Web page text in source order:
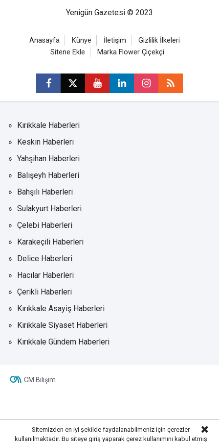
Yenigün Gazetesi © 2023
Anasayfa Künye İletişim
Gizlilik İlkeleri
Sitene Ekle
Marka Flower Çiçekçi
Kırıkkale Haberleri
Keskin Haberleri
Yahşihan Haberleri
Balışeyh Haberleri
Bahşılı Haberleri
Sulakyurt Haberleri
Çelebi Haberleri
Karakeçili Haberleri
Delice Haberleri
Hacılar Haberleri
Çerikli Haberleri
Kırıkkale Asayiş Haberleri
Kırıkkale Siyaset Haberleri
Kırıkkale Gündem Haberleri
CM Bilişim
Sitemizden en iyi şekilde faydalanabilmeniz için çerezler
kullanılmaktadır. Bu siteye giriş yaparak çerez kullanımını kabul etmiş